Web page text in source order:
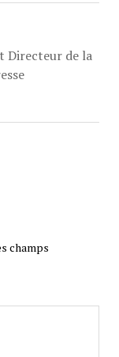
Directeur de la
champs